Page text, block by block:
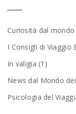
Curiosità dal mondo
I Consigli di Viaggio
In valigia (1)
News dal Mondo
Psicologia del